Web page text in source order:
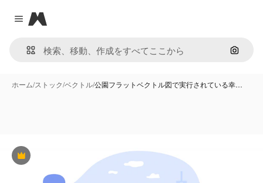
Close menu
Magnific
画像で
ホーム/ストック/ベクトル/公園フラットベクトル図で実行されている幸…
Premium